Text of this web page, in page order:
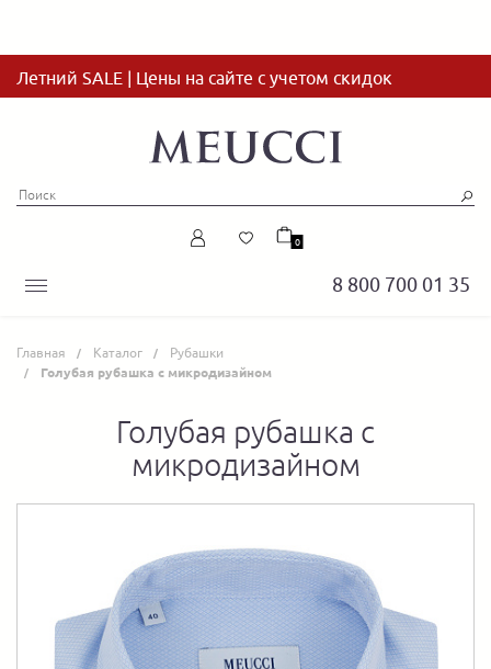
Летний SALE | Цены на сайте с учетом скидок
8 800 700 01 35
0
Главная Каталог Рубашки
Голубая рубашка с микродизайном
Голубая рубашка с
микродизайном